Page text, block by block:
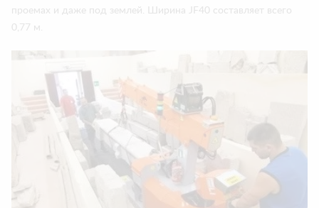
проемах и даже под землей. Ширина JF40 составляет всего
0,77 м.